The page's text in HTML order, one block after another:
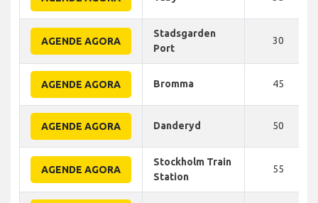
AGENDE AGORA
Stadsgarden
Port
30
AGENDE AGORA Bromma 45
AGENDE AGORA Danderyd 50
AGENDE AGORA
Stockholm Train
Station
55